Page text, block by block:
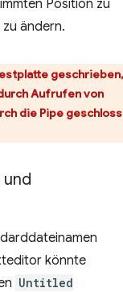
Position zu
ändern.
geschrieben,
Aufrufen von
die Pipe
könnte
Untitled